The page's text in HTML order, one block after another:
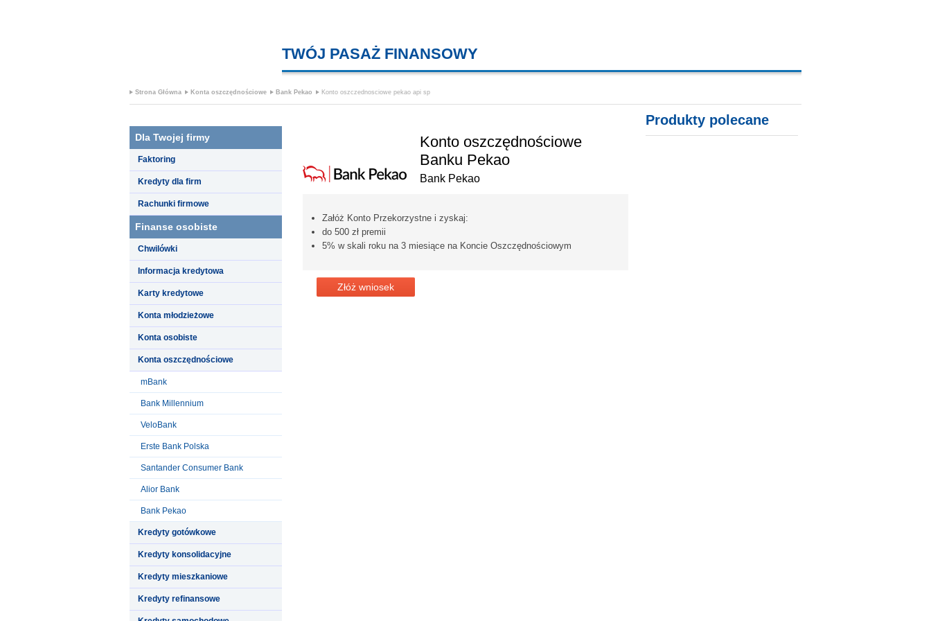
TWÓJ PASAŻ FINANSOWY
Strona Główna Konta oszczędnościowe Bank Pekao Konto oszczednosciowe pekao api sp
Dla Twojej firmy
Faktoring
Kredyty dla firm
Rachunki firmowe
Finanse osobiste
Chwilówki
Informacja kredytowa
Karty kredytowe
Konta młodzieżowe
Konta osobiste
Konta oszczędnościowe
mBank
Bank Millennium
VeloBank
Erste Bank Polska
Santander Consumer Bank
Alior Bank
Bank Pekao
Kredyty gotówkowe
Kredyty konsolidacyjne
Kredyty mieszkaniowe
Kredyty refinansowe
Konto oszczędnościowe
Banku Pekao
Bank Pekao
Załóż Konto Przekorzystne i zyskaj:
do 500 zł premii
5% w skali roku na 3 miesiące na Koncie Oszczędnościowym
Złóż wniosek
Produkty polecane